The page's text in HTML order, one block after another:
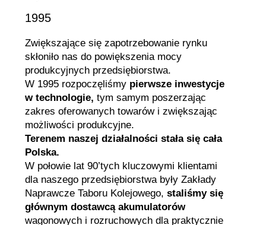
1995
Zwiększające się zapotrzebowanie rynku
skłoniło nas do powiększenia mocy
produkcyjnych przedsiębiorstwa.
W 1995 rozpoczęliśmy pierwsze inwestycje
w technologie, tym samym poszerzając
zakres oferowanych towarów i zwiększając
możliwości produkcyjne.
Terenem naszej działalności stała się cała
Polska.
W połowie lat 90’tych kluczowymi klientami
dla naszego przedsiębiorstwa były Zakłady
Naprawcze Taboru Kolejowego, staliśmy się
głównym dostawcą akumulatorów
wagonowych i rozruchowych dla praktycznie